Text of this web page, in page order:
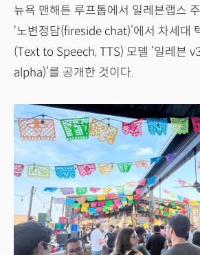
뉴욕 맨해튼 루프톱에서 일레븐랩스
‘노변정담(fireside chat)’에서 차세대
(Text to Speech, TTS) 모델 ‘일레븐
alpha)’를 공개한 것이다.